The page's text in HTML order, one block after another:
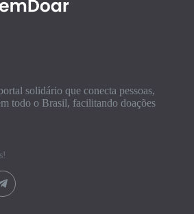
solidário que conecta pessoas,
todo o Brasil, facilitando doações